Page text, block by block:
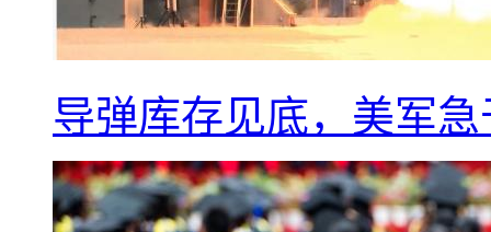
导弹库存见底，美军